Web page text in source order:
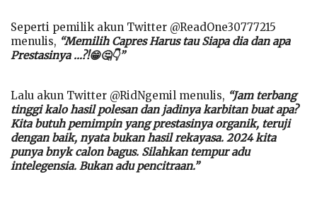
Seperti pemilik akun Twitter @ReadOne30777215
menulis, “Memilih Capres Harus tau Siapa dia dan apa
Prestasinya …?!😁🤔👇”
Lalu akun Twitter @RidNgemil menulis, “Jam terbang
tinggi kalo hasil polesan dan jadinya karbitan buat apa?
Kita butuh pemimpin yang prestasinya organik, teruji
dengan baik, nyata bukan hasil rekayasa. 2024 kita
punya bnyk calon bagus. Silahkan tempur adu
intelegensia. Bukan adu pencitraan.”